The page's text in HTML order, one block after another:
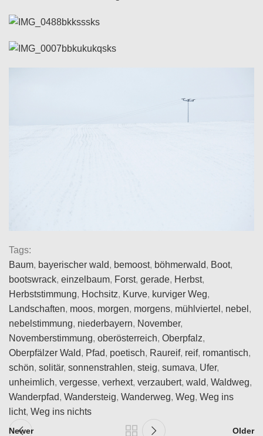
Tags:
Baum, bayerischer wald, bemoost, böhmerwald, Boot,
bootswrack, einzelbaum, Forst, gerade, Herbst,
Herbststimmung, Hochsitz, Kurve, kurviger Weg,
Landschaften, moos, morgen, morgens, mühlviertel , nebel ,
nebelstimmung, niederbayern, November,
Novemberstimmung, oberösterreich, Oberpfalz,
Oberpfälzer Wald, Pfad, poetisch, Raureif, reif, romantisch,
schön, solitär, sonnenstrahlen, steig, sumava, Ufer,
unheimlich, vergesse, verhext, verzaubert, wald, Waldweg,
Wanderpfad, Wandersteig, Wanderweg, Weg, Weg ins
licht, Weg ins nichts
Newer Older